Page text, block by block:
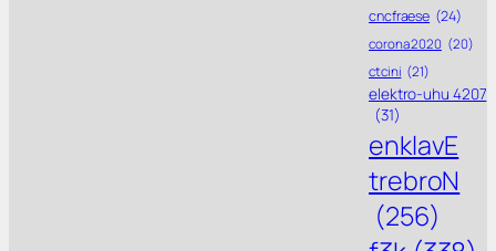
cncfraese (24)
corona 2020 (20)
ctcini (21)
elektro-uhu 4207
(31)
enklavE
trebroN
(256)